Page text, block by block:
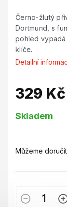
Černo-žlutý
Dortmund, s
pohled
klíče.
Detailní
329 Kč
cena:
Skladem
Můžeme